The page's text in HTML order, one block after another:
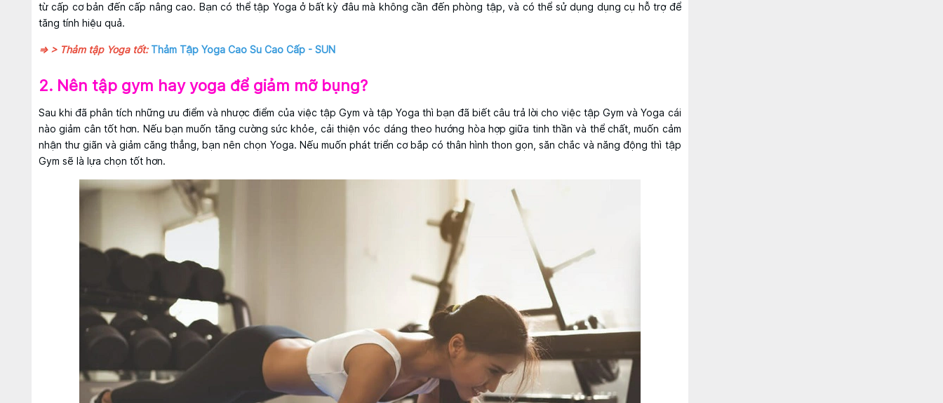
từ cấp cơ bản đến cấp nâng cao. Bạn có thể tập Yoga ở bất kỳ đâu mà không cần đến phòng tập, và có thể sử dụng dụng cụ hỗ trợ để
tăng tính hiệu quả.
=> > Thảm tập Yoga tốt: Thảm Tập Yoga Cao Su Cao Cấp - SUN
2. Nên tập gym hay yoga để giảm mỡ bụng?
Sau khi đã phân tích những ưu điểm và nhược điểm của việc tập Gym và tập Yoga thì bạn đã biết câu trả lời cho việc tập Gym và Yoga cái
nào giảm cân tốt hơn. Nếu bạn muốn tăng cường sức khỏe, cải thiện vóc dáng theo hướng hòa hợp giữa tinh thần và thể chất, muốn cảm
nhận thư giãn và giảm căng thẳng, bạn nên chọn Yoga. Nếu muốn phát triển cơ bắp có thân hình thon gọn, săn chắc và năng động thì tập
Gym sẽ là lựa chọn tốt hơn.